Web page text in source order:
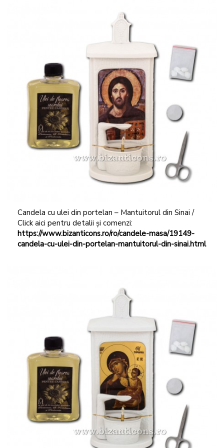
Candela cu ulei din portelan – Mantuitorul din Sinai /
Click aici pentru detalii și comenzi:
https://www.bizanticons.ro/ro/candele-masa/19149-
candela-cu-ulei-din-portelan-mantuitorul-din-sinai.html